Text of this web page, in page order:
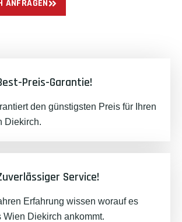
ANFRAGEN
Preis-Garantie!
den günstigsten Preis für Ihren
Diekirch.
Service!
Erfahrung wissen worauf es
Wien Diekirch ankommt.